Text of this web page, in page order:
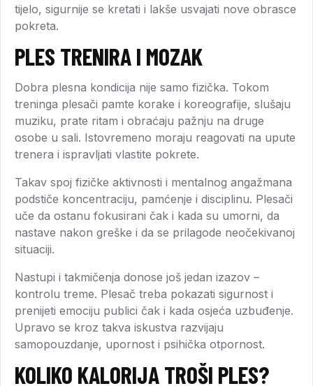
tijelo, sigurnije se kretati i lakše usvajati nove obrasce
pokreta.
PLES TRENIRA I MOZAK
Dobra plesna kondicija nije samo fizička. Tokom
treninga plesači pamte korake i koreografije, slušaju
muziku, prate ritam i obraćaju pažnju na druge
osobe u sali. Istovremeno moraju reagovati na upute
trenera i ispravljati vlastite pokrete.
Takav spoj fizičke aktivnosti i mentalnog angažmana
podstiče koncentraciju, pamćenje i disciplinu. Plesači
uče da ostanu fokusirani čak i kada su umorni, da
nastave nakon greške i da se prilagode neočekivanoj
situaciji.
Nastupi i takmičenja donose još jedan izazov –
kontrolu treme. Plesač treba pokazati sigurnost i
prenijeti emociju publici čak i kada osjeća uzbuđenje.
Upravo se kroz takva iskustva razvijaju
samopouzdanje, upornost i psihička otpornost.
KOLIKO KALORIJA TROŠI PLES?